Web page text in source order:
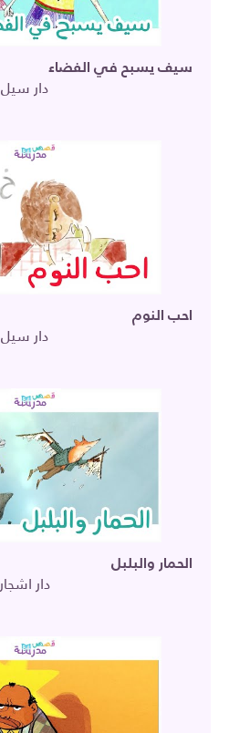
سيف يسبح في الفضاء
دار سيل
احب النوم
دار سيل
الحمار والبلبل
دار اشجار